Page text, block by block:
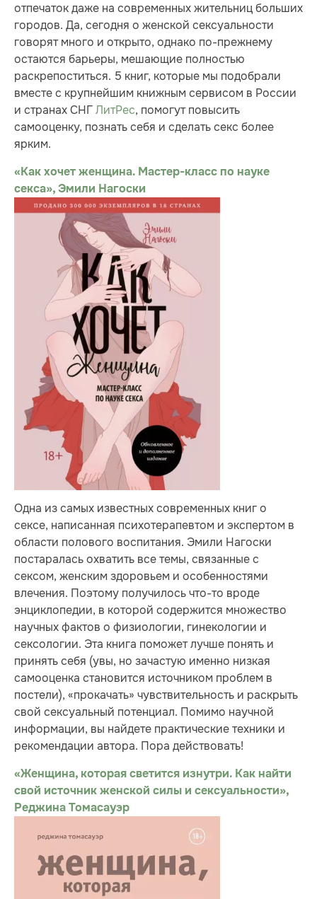
отпечаток даже на современных жительниц больших
городов. Да, сегодня о женской сексуальности
говорят много и открыто, однако по-прежнему
остаются барьеры, мешающие полностью
раскрепоститься. 5 книг, которые мы подобрали
вместе с крупнейшим книжным сервисом в России
и странах СНГЛитРес, помогут повысить
самооценку, познать себя и сделать секс более
ярким.
«Как хочет женщина. Мастер-класс по науке
секса», Эмили Нагоски
Одна из самых известных современных книг о
сексе, написанная психотерапевтом и экспертом в
области полового воспитания. Эмили Нагоски
постаралась охватить все темы, связанные с
сексом, женским здоровьем и особенностями
влечения. Поэтому получилось что-то вроде
энциклопедии, в которой содержится множество
научных фактов о физиологии, гинекологии и
сексологии. Эта книга поможет лучше понять и
принять себя (увы, но зачастую именно низкая
самооценка становится источником проблем в
постели), «прокачать» чувствительность и раскрыть
свой сексуальный потенциал. Помимо научной
информации, вы найдете практические техники и
рекомендации автора. Пора действовать!
«Женщина, которая светится изнутри. Как найти
свой источник женской силы и сексуальности»,
Реджина Томасауэр